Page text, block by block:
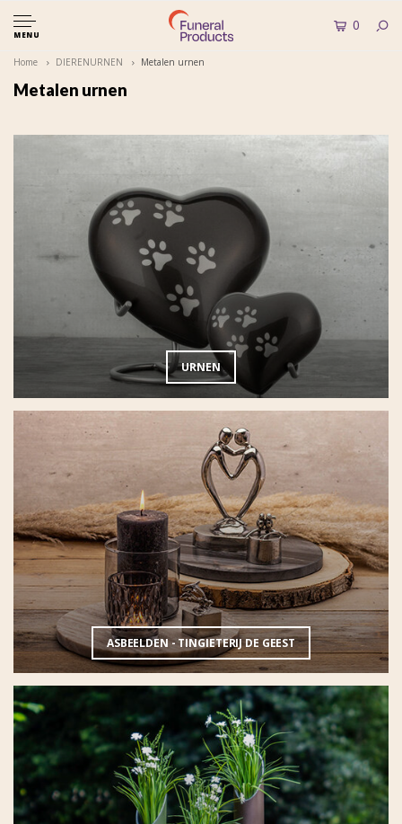
MENU
0
Home DIERENURNEN Metalen urnen
Metalen urnen
URNEN
ASBEELDEN - TINGIETERIJ DE GEEST